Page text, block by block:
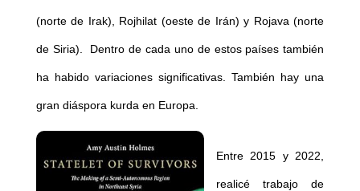
(norte de Irak), Rojhilat (oeste de Irán) y Rojava (norte
de Siria). Dentro de cada uno de estos países también
ha habido variaciones significativas. También hay una
gran diáspora kurda en Europa.
Entre 2015 y 2022,
realicé trabajo de